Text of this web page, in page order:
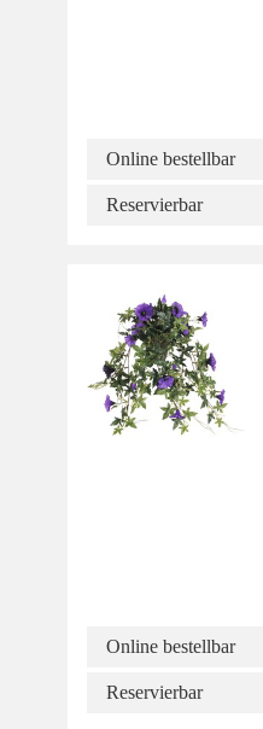
Online bestellbar
Reservierbar
Online bestellbar
Reservierbar